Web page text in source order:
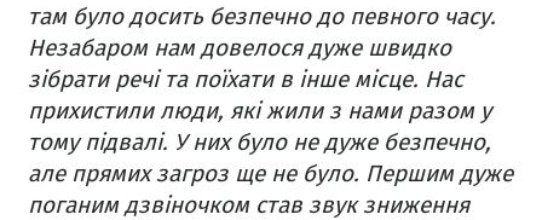
там було досить безпечно до певного часу.
Незабаром нам довелося дуже швидко
зібрати речі та поїхати в інше місце. Нас
прихистили люди, які жили з нами разом у
тому підвалі. У них було не дуже безпечно,
але прямих загроз ще не було. Першим дуже
поганим дзвіночком став звук зниження